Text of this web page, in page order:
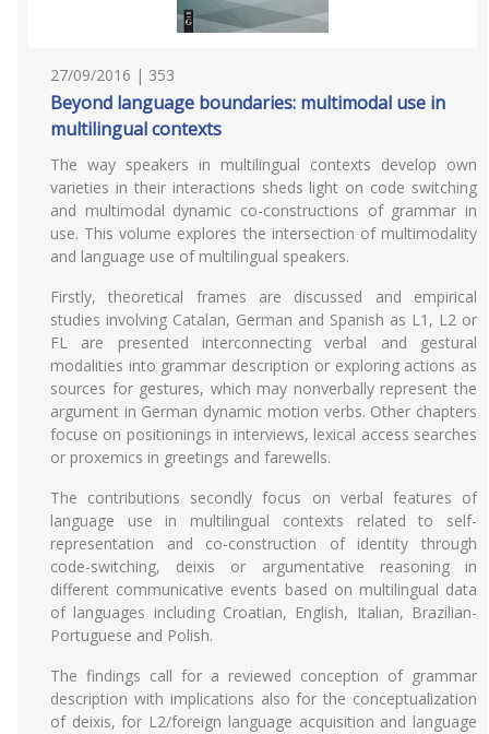
27/09/2016 | 353
Beyond language boundaries: multimodal use in
multilingual contexts
The way speakers in multilingual contexts develop own
varieties in their interactions sheds light on code switching
and multimodal dynamic co-constructions of grammar in
use. This volume explores the intersection of multimodality
and language use of multilingual speakers.
Firstly, theoretical frames are discussed and empirical
studies involving Catalan, German and Spanish as L1, L2 or
FL are presented interconnecting verbal and gestural
modalities into grammar description or exploring actions as
sources for gestures, which may nonverbally represent the
argument in German dynamic motion verbs. Other chapters
focuse on positionings in interviews, lexical access searches
or proxemics in greetings and farewells.
The contributions secondly focus on verbal features of
language use in multilingual contexts related to self-
representation and co-construction of identity through
code-switching, deixis or argumentative reasoning in
different communicative events based on multilingual data
of languages including Croatian, English, Italian, Brazilian-
Portuguese and Polish.
The findings call for a reviewed conception of grammar
description with implications also for the conceptualization
of deixis, for L2/foreign language acquisition and language